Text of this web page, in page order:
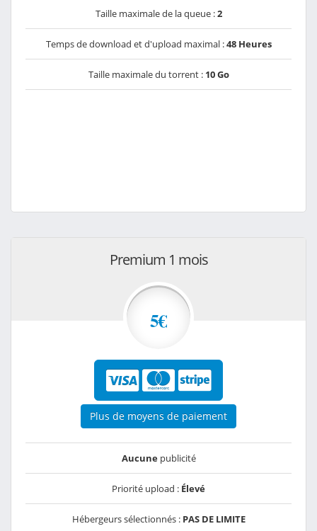
Taille maximale de la queue :2
Temps de download et d'upload maximal :48 Heures
Taille maximale du torrent : 10 Go
Premium 1 mois
5€
Plus de moyens de paiement
Aucunepublicité
Priorité upload : Élevé
Hébergeurs sélectionnés : PAS DE LIMITE